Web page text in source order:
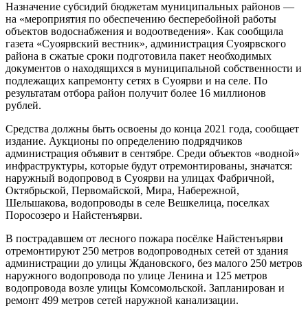
Назначение субсидий бюджетам муниципальных районов —
на «мероприятия по обеспечению бесперебойной работы
объектов водоснабжения и водоотведения». Как сообщила
газета «Суоярвский вестник», администрация Суоярвского
района в сжатые сроки подготовила пакет необходимых
документов о находящихся в муниципальной собственности и
подлежащих капремонту сетях в Суоярви и на селе. По
результатам отбора район получит более 16 миллионов
рублей.
Средства должны быть освоены до конца 2021 года, сообщает
издание. Аукционы по определению подрядчиков
администрация объявит в сентябре. Среди объектов «водной»
инфраструктуры, которые будут отремонтированы, значатся:
наружный водопровод в Суоярви на улицах Фабричной,
Октябрьской, Первомайской, Мира, Набережной,
Шельшакова, водопроводы в селе Вешкелица, поселках
Поросозеро и Найстенъярви.
В пострадавшем от лесного пожара посёлке Найстенъярви
отремонтируют 250 метров водопроводных сетей от здания
администрации до улицы Ждановского, без малого 250 метров
наружного водопровода по улице Ленина и 125 метров
водопровода возле улицы Комсомольской. Запланирован и
ремонт 499 метров сетей наружной канализации.